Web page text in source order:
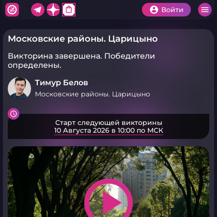
shopping_bag Войти
Московские районы. Царицыно
Викторина завершена. Победители
определены.
Тимур Белов
Московские районы. Царицыно
Старт следующей викторины
10 Августа 2026 в 10:00 по МСК
play_arrow